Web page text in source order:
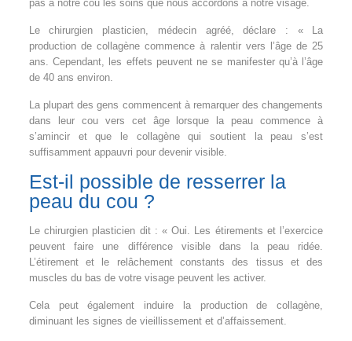
pas à notre cou les soins que nous accordons à notre visage.
Le chirurgien plasticien, médecin agréé, déclare : « La
production de collagène commence à ralentir vers l’âge de 25
ans. Cependant, les effets peuvent ne se manifester qu’à l’âge
de 40 ans environ.
La plupart des gens commencent à remarquer des changements
dans leur cou vers cet âge lorsque la peau commence à
s’amincir et que le collagène qui soutient la peau s’est
suffisamment appauvri pour devenir visible.
Est-il possible de resserrer la
peau du cou ?
Le chirurgien plasticien dit : « Oui. Les étirements et l’exercice
peuvent faire une différence visible dans la peau ridée.
L’étirement et le relâchement constants des tissus et des
muscles du bas de votre visage peuvent les activer.
Cela peut également induire la production de collagène,
diminuant les signes de vieillissement et d’affaissement.